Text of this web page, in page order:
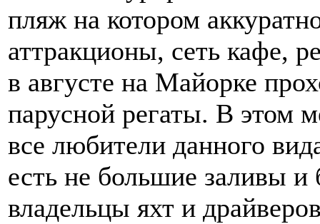
пляж на котором
аттракционы, сеть кафе,
в августе на Майорке
парусной регаты. В этом
все любители данного
есть не большие заливы
владельцы яхт и